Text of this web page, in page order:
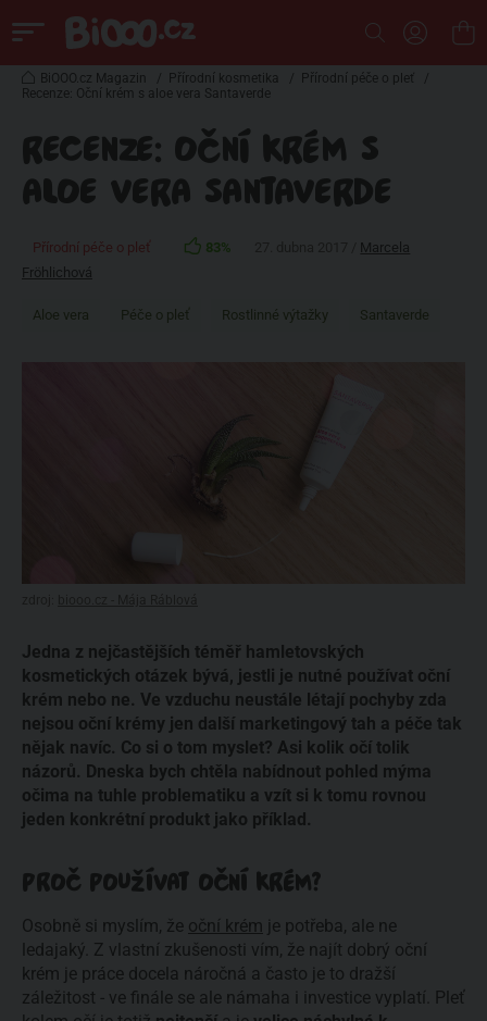
BiOOO.cz Magazin / Přírodní kosmetika / Přírodní péče o pleť
/
Recenze: Oční krém s aloe vera Santaverde
RECENZE: OČNÍ KRÉM S
ALOE VERA SANTAVERDE
Přírodní péče o pleť 83%
Marcela
Fröhlichová
Aloe vera Péče o pleť Rostlinné výtažky Santaverde
Jedna z nejčastějších téměř hamletovských
kosmetických otázek bývá, jestli je nutné používat oční
krém nebo ne. Ve vzduchu neustále létají pochyby zda
nejsou oční krémy jen další marketingový tah a péče tak
nějak navíc. Co si o tom myslet? Asi kolik očí tolik
názorů. Dneska bych chtěla nabídnout pohled mýma
očima na tuhle problematiku a vzít si k tomu rovnou
jeden konkrétní produkt jako příklad.
PROČ POUŽÍVAT OČNÍ KRÉM?
Osobně si myslím, že oční krém je potřeba, ale ne
ledajaký. Z vlastní zkušenosti vím, že najít dobrý oční
krém je práce docela náročná a často je to dražší
záležitost - ve finále se ale námaha i investice vyplatí. Pleť